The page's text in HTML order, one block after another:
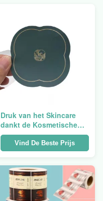
Druk van het Skincare
dankt de Kosmetische
Etiket u overhandigt de
Stickers van de
Desinfecterend
middelfles
Vind De Beste Prijs